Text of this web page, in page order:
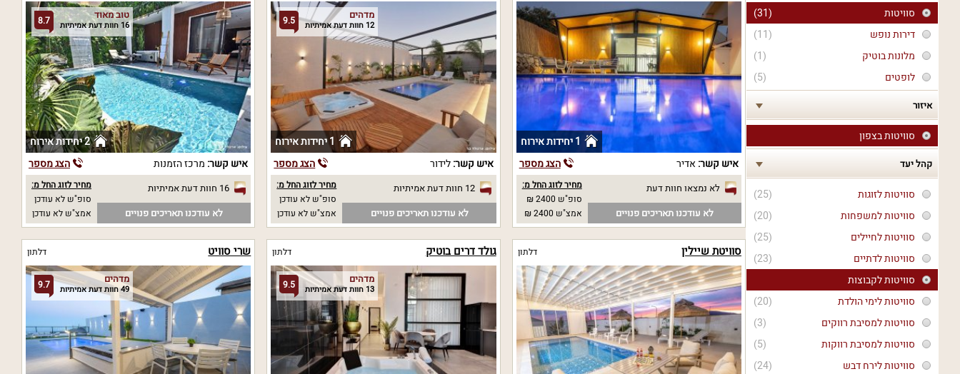
(31)
סוויטות
(11)
דירות נופש
(1)
מלונות בוטיק
(5)
לופטים
איזור
סוויטות בצפון
קהל יעד
(25)
סוויטות לזוגות
(20)
סוויטות למשפחות
(25)
סוויטות לחיילים
(23)
סוויטות לדתיים
סוויטות לקבוצות
(20)
סוויטות לימי הולדת
(3)
סוויטות למסיבת רווקים
(5)
סוויטות למסיבת רווקות
(24)
סוויטות לירח דבש
1 יחידות אירוח
איש קשר: אדיר הצג מספר
לא נמצאו חוות דעת
לא עודכנו תאריכים פנויים
מחיר לזוג החל מ:
סופ"ש 2400 ₪
אמצ"ש 2400 ₪
9.5 מדהים
12 חוות דעת אמיתיות
1 יחידות אירוח
איש קשר:לידור הצג מספר
12 חוות דעת אמיתיות
לא עודכנו תאריכים פנויים
מחיר לזוג החל מ:
סופ"ש לא עודכן
אמצ"ש לא עודכן
8.7 טוב מאוד
16 חוות דעת אמיתיות
2 יחידות אירוח
איש קשר: מרכז הזמנות הצג מספר
16 חוות דעת אמיתיות
לא עודכנו תאריכים פנויים
מחיר לזוג החל מ:
סופ"ש לא עודכן
אמצ"ש לא עודכן
סוויטת שיילין דלתון גולד דרים בוטיק דלתון
9.5 מדהים
13 חוות דעת אמיתיות
שרי סוויט דלתון
9.7 מדהים
49 חוות דעת אמיתיות